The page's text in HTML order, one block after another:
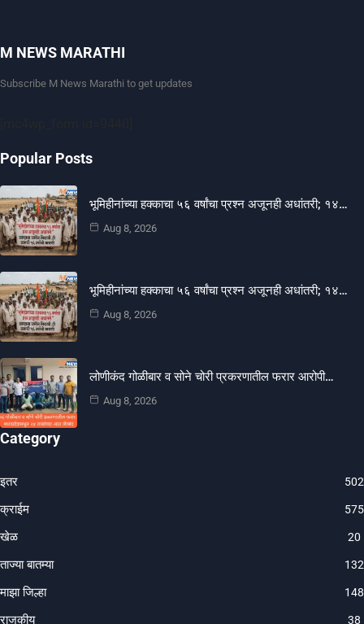
M NEWS MARATHI
Subscribe M News Marathi to get updates
Popular Posts
भूमिहीनांच्या हक्काचा ५६ वर्षांचा प्रश्न अजूनही अधांतरी; १४…
Aug 8, 2026
भूमिहीनांच्या हक्काचा ५६ वर्षांचा प्रश्न अजूनही अधांतरी; १४…
Aug 8, 2026
लोणीकंद गोळीबार व सोने चोरी प्रकरणातील फरार आरोपी…
Aug 8, 2026
Category
इतर 502
क्राईम 575
खेळ 20
ताज्या बातम्या 132
माझा जिल्हा
राजकीय 38